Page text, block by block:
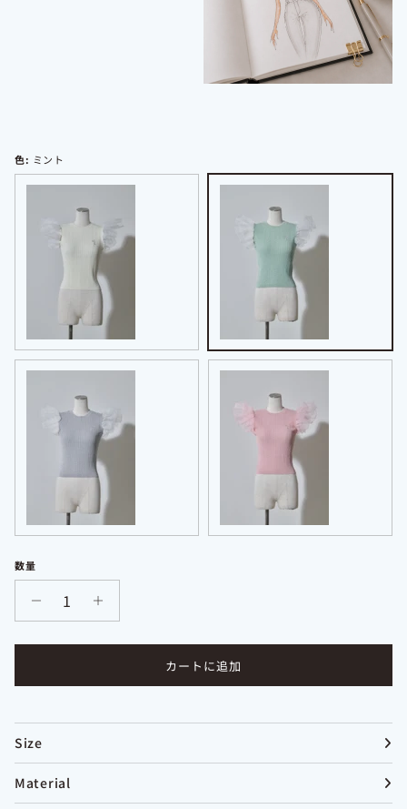
色: ミント
数量
カートに追加
Size
Material